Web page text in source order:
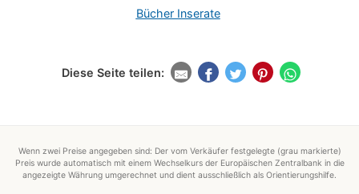
Bücher Inserate
Diese Seite teilen:
Wenn zwei Preise angegeben sind: Der vom Verkäufer festgelegte (grau markierte)
Preis wurde automatisch mit einem Wechselkurs der Europäischen Zentralbank in die
angezeigte Währung umgerechnet und dient ausschließlich als Orientierungshilfe.